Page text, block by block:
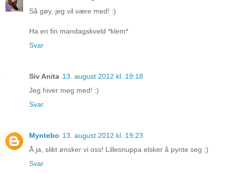
Så gøy, jeg vil være med! :)
Ha en fin mandagskveld *klem*
Svar
Siv Anita 13. august 2012 kl. 19:18
Jeg hiver meg med! :)
Svar
Myntebo 13. august 2012 kl. 19:23
Å ja, slikt ønsker vi oss! Lillesnuppa elsker å pynte seg ;)
Svar